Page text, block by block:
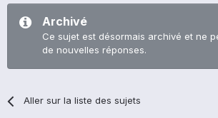
Archivé
Ce sujet est désormais archivé et ne
de nouvelles réponses.
Aller sur la liste des sujets